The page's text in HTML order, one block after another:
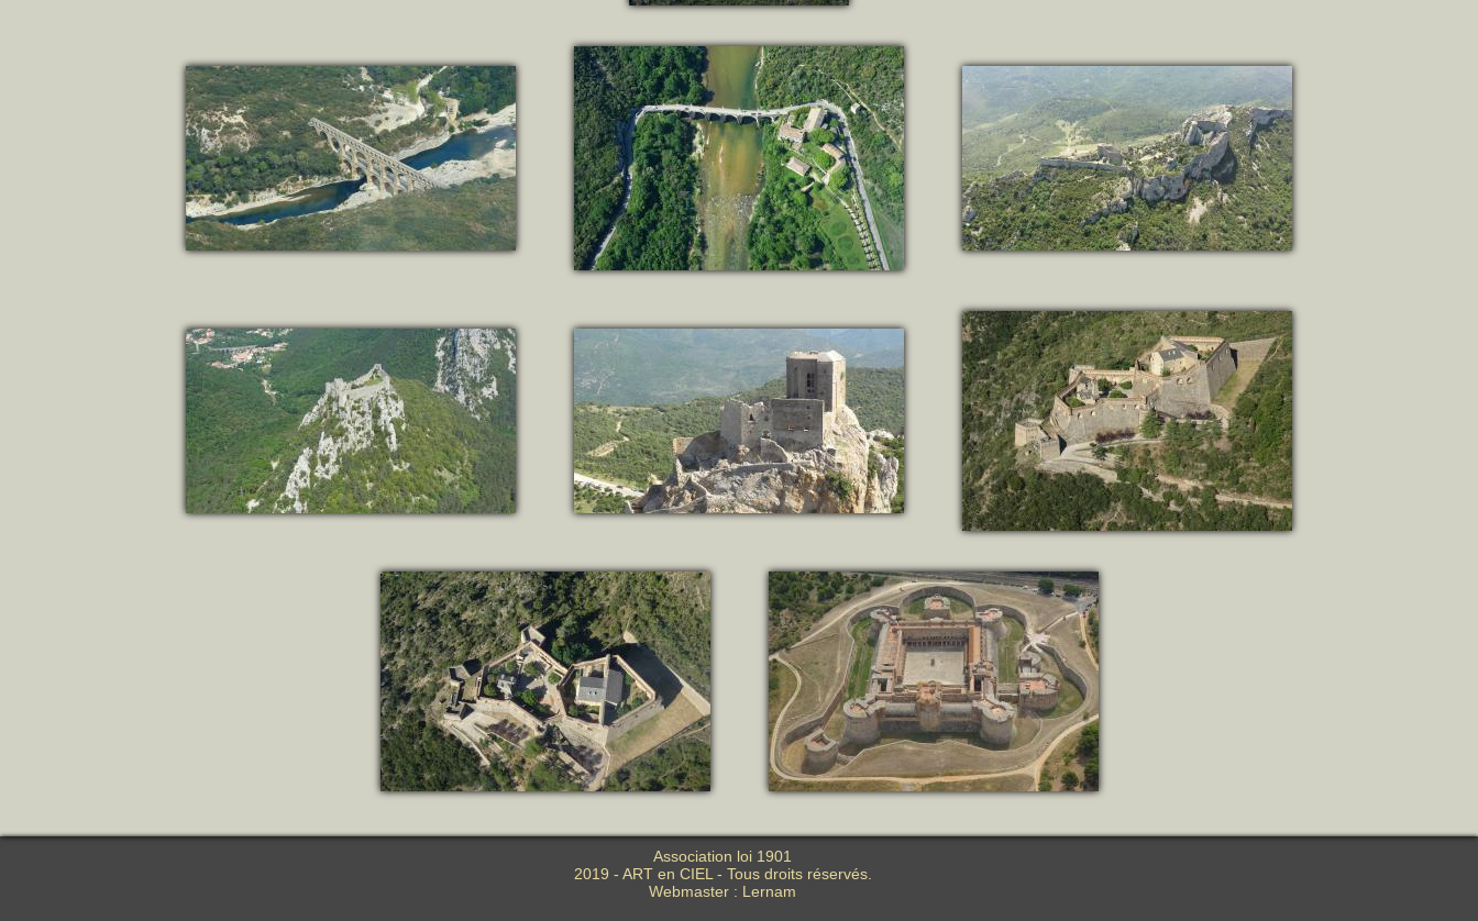
Association loi 1901
2019 - ART en CIEL - Tous droits réservés.
Webmaster : Lernam